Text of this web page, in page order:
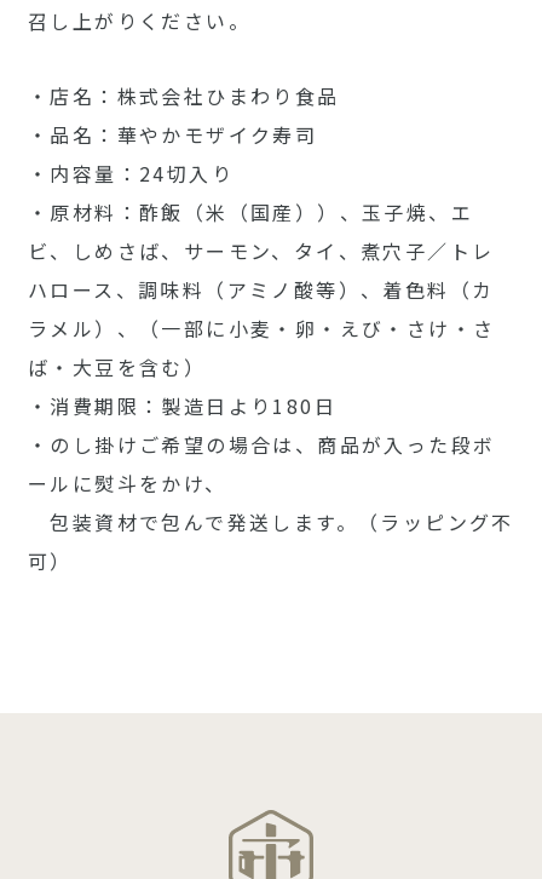
召し上がりください。
・店名：株式会社ひまわり食品
・品名：華やかモザイク寿司
・内容量：24切入り
・原材料：酢飯（米（国産））、玉子焼、エ
ビ、しめさば、サーモン、タイ、煮穴子／トレ
ハロース、調味料（アミノ酸等）、着色料（カ
ラメル）、（一部に小麦・卵・えび・さけ・さ
ば・大豆を含む）
・消費期限：製造日より180日
・のし掛けご希望の場合は、商品が入った段ボ
ールに熨斗をかけ、
包装資材で包んで発送します。（ラッピング不
可）